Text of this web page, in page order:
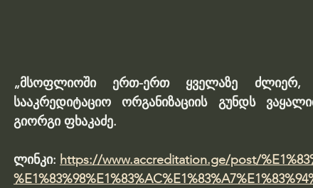
„მსოფლიოში ერთ-ერთ ყველაზე ძლიერ,
სააკრედიტაციო ორგანიზაციის გუნდს
გიორგი ფხაკაძე.
ლინკი: https://www.accreditation.ge/post/